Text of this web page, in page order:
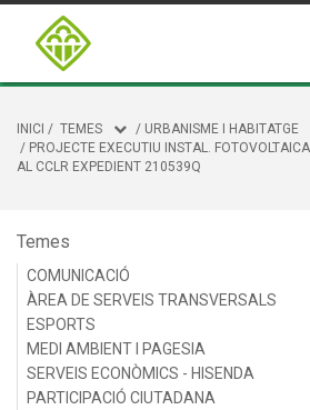
INICI / TEMES / URBANISME I HABITATGE
/ PROJECTE EXECUTIU INSTAL.
AL CCLR EXPEDIENT 210539Q
Temes
COMUNICACIÓ
ÀREA DE SERVEIS TRANSVERSALS
ESPORTS
MEDI AMBIENT I PAGESIA
SERVEIS ECONÒMICS - HISENDA
PARTICIPACIÓ CIUTADANA